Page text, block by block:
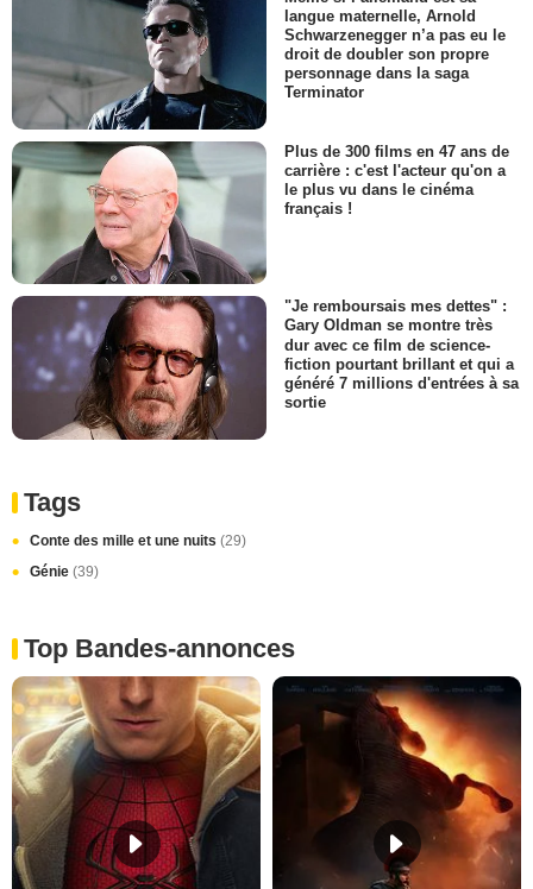
langue maternelle, Arnold
Schwarzenegger n’a pas eu le
droit de doubler son propre
personnage dans la saga
Terminator
Plus de 300 films en 47 ans de
carrière : c'est l'acteur qu'on a
le plus vu dans le cinéma
français !
"Je remboursais mes dettes" :
Gary Oldman se montre très
dur avec ce film de science-
fiction pourtant brillant et qui a
généré 7 millions d'entrées à sa
sortie
Tags
Conte des mille et une nuits (29)
Génie (39)
Top Bandes-annonces